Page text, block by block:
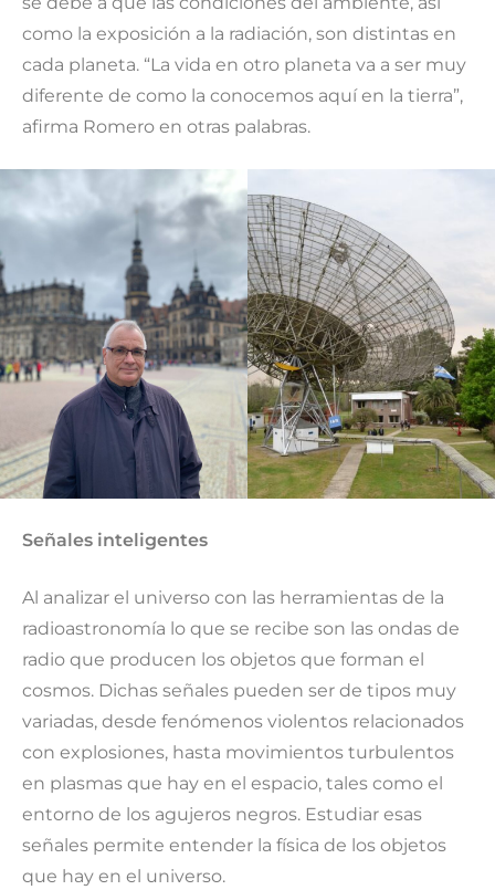
como la exposición a la radiación, son distintas en
cada planeta. “La vida en otro planeta va a ser muy
diferente de como la conocemos aquí en la tierra”,
afirma Romero en otras palabras.
Señales inteligentes
Al analizar el universo con las herramientas de la
radioastronomía lo que se recibe son las ondas de
radio que producen los objetos que forman el
cosmos. Dichas señales pueden ser de tipos muy
variadas, desde fenómenos violentos relacionados
con explosiones, hasta movimientos turbulentos
en plasmas que hay en el espacio, tales como el
entorno de los agujeros negros. Estudiar esas
señales permite entender la física de los objetos
que hay en el universo.